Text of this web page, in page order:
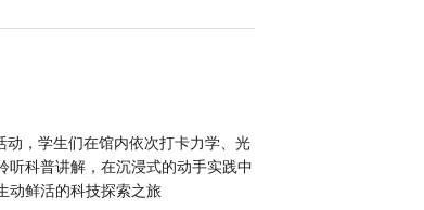
，学生们在馆内依次打卡力学、光
听科普讲解，在沉浸式的动手实践中
动鲜活的科技探索之旅